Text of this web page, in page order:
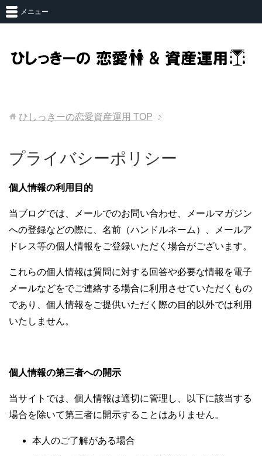
メニュー
ひしっきーの恋愛資産運用 TOP
プライバシーポリシー
個人情報の利用目的
当ブログでは、メールでのお問い合わせ、メールマガジン
への登録などの際に、名前（ハンドルネーム）、メールア
ドレス等の個人情報をご登録いただく場合がございます。
これらの個人情報は質問に対する回答や必要な情報を電子
メールなどをでご連絡する場合に利用させていただくもの
であり、個人情報をご提供いただく際の目的以外では利用
いたしません。
個人情報の第三者への開示
当サイトでは、個人情報は適切に管理し、以下に該当する
場合を除いて第三者に開示することはありません。
本人のご了解がある場合